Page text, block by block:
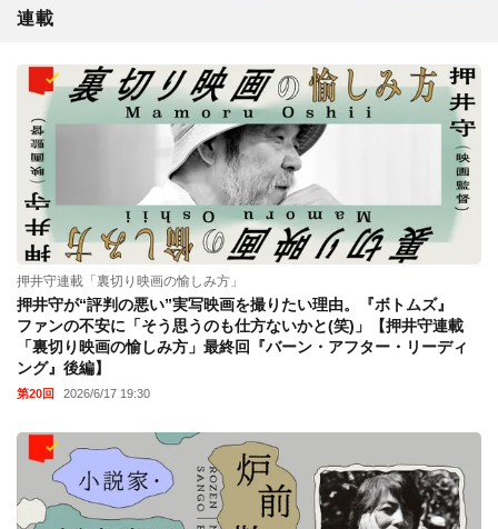
連載
押井守連載「裏切り映画の愉しみ方」
押井守が“評判の悪い”実写映画を撮りたい理由。『ボトムズ』
ファンの不安に「そう思うのも仕方ないかと(笑)」【押井守連載
「裏切り映画の愉しみ方」最終回『バーン・アフター・リーディ
ング』後編】
第20回 2026/6/17 19:30